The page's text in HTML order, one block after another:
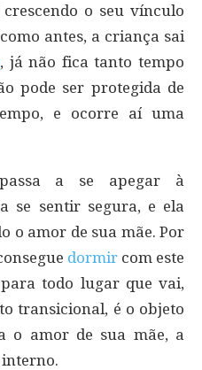
o seu vínculo
antes, a criança sai
, já não fica tanto tempo
pode ser protegida de
e ocorre aí uma
a se apegar à
se sentir segura, e ela
o amor de sua mãe. Por
dormir com este
todo lugar que vai,
transicional, é o objeto
o amor de sua mãe, a
interno.